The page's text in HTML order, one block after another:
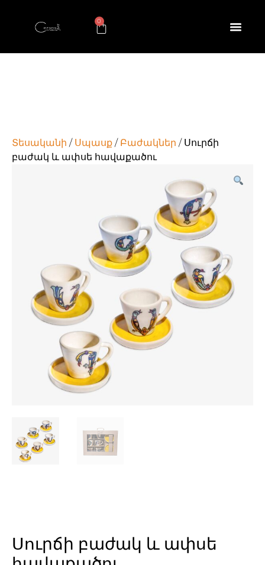
0
Տեսականի / Սպասք / Բաժակներ / Սուրճի
բաժակ և ափսե հավաքածու
Սուրճի բաժակ և ափսե